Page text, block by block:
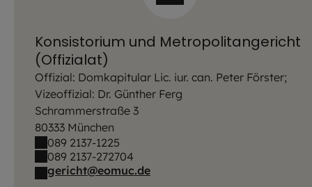
Konsistorium und Metropolitangericht
(Offizialat)
Offizial: Domkapitular Lic. iur. can. Peter Förster;
Vizeoffizial: Dr. Günther Ferg
Schrammerstraße 3
80333 München
089 2137-1225
089 2137-272704
gericht@eomuc.de